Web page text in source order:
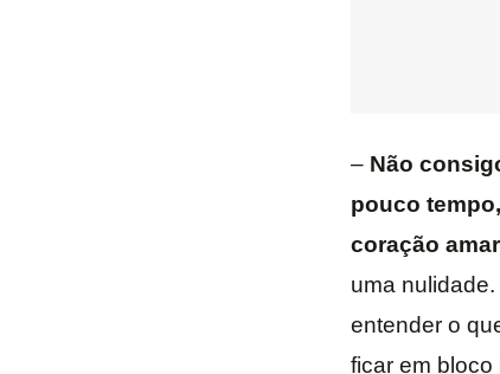
– Não
pouco
coração
uma
entender o
ficar em